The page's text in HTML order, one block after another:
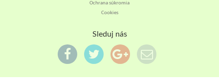
Ochrana súkromia
Cookies
Sleduj nás